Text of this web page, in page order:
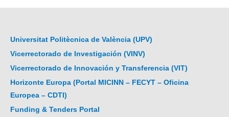
Universitat Politècnica de València (UPV)
Vicerrectorado de Investigación (VINV)
Vicerrectorado de Innovación y Transferencia (VIT)
Horizonte Europa (Portal MICINN – FECYT – Oficina
Europea – CDTI)
Funding & Tenders Portal